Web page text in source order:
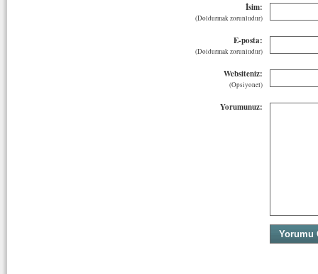
İsim:
(Doldurmak zorunludur)
E-posta:
(Doldurmak zorunludur)
Websiteniz:
(Opsiyonel)
Yorumunuz: